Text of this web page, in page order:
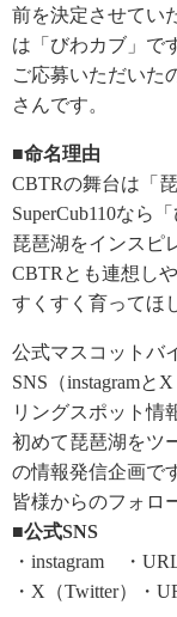
前を決定させてい
は「びわカブ」で
ご応募いただいた
さんです。
■命名理由
CBTRの舞台は「
SuperCub110なら
琵琶湖をインスピ
CBTRとも連想し
すくすく育ってほ
公式マスコットバ
SNS（instagramと
リングスポット情
初めて琵琶湖をツ
の情報発信企画で
皆様からのフォロ
■公式SNS
・instagram ・
・X（Twitter）・